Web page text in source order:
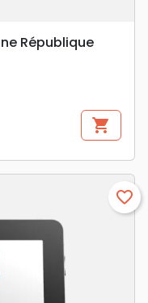
République
shopping_cart
favorite_border